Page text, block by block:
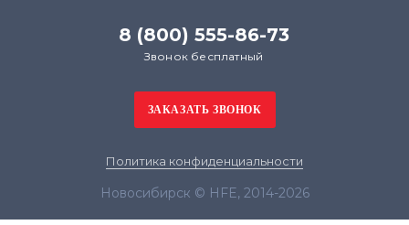
8 (800) 555-86-73
Звонок бесплатный
Политика конфиденциальности
Новосибирск © HFE, 2014-2026